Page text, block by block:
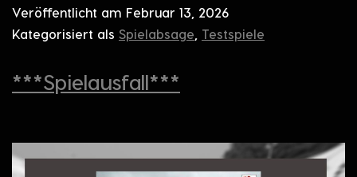
Veröffentlicht am Februar 13, 2026
Kategorisiert als Spielabsage Testspiele
***Spielausfall***